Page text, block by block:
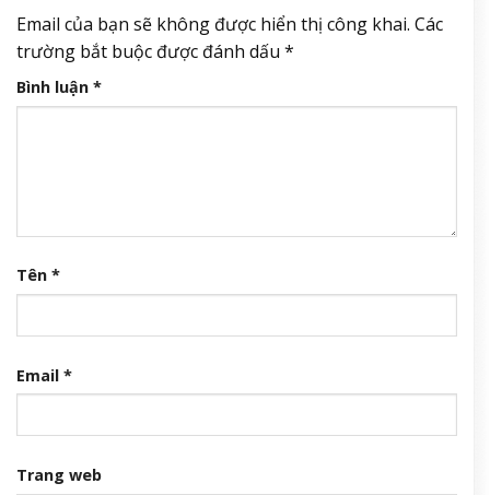
Email của bạn sẽ không được hiển thị công khai. Các
trường bắt buộc được đánh dấu *
Bình luận *
Tên *
Email *
Trang web